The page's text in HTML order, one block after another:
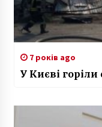
7 років ago
У Києві